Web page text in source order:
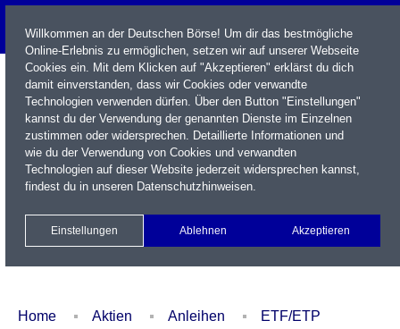
Name / WKN / ISIN / Kürzel
Newsletter Kontakt
Xetra Realtime
Watchlist Portfolio Login
Home Aktien Anleihen
ETF/ETP
Willkommen an der Deutschen Börse! Um dir das bestmögliche
Online-Erlebnis zu ermöglichen, setzen wir auf unserer Webseite
Cookies ein. Mit dem Klicken auf "Akzeptieren" erklärst du dich
damit einverstanden, dass wir Cookies oder verwandte
Technologien verwenden dürfen. Über den Button "Einstellungen"
kannst du der Verwendung der genannten Dienste im Einzelnen
zustimmen oder widersprechen. Detaillierte Informationen und
wie du der Verwendung von Cookies und verwandten
Technologien auf dieser Website jederzeit widersprechen kannst,
findest du in unseren Datenschutzhinweisen.
Einstellungen Ablehnen Akzeptieren